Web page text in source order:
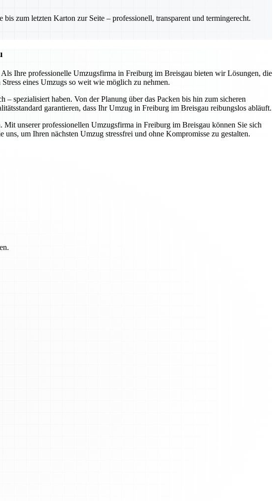
zum letzten Karton zur Seite – professionell, transparent und termingerecht.
Ihre professionelle Umzugsfirma in Freiburg im Breisgau bieten wir Lösungen, die
eines Umzugs so weit wie möglich zu nehmen.
spezialisiert haben. Von der Planung über das Packen bis hin zum sicheren
garantieren, dass Ihr Umzug in Freiburg im Breisgau reibungslos abläuft.
unserer professionellen Umzugsfirma in Freiburg im Breisgau können Sie sich
um Ihren nächsten Umzug stressfrei und ohne Kompromisse zu gestalten.